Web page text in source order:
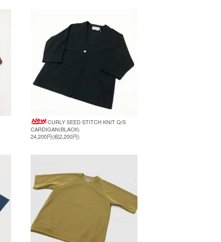
CURLY SEED STITCH KNIT Q/S
CARDIGAN(BLACK)
24,200円(税2,200円)